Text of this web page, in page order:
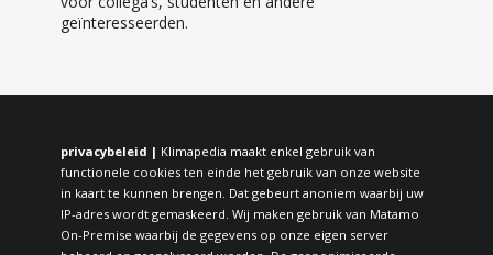
geïnteresseerden.
privacybeleid | Klimapedia maakt enkel gebruik van
functionele cookies ten einde het gebruik van onze website
in kaart te kunnen brengen. Dat gebeurt anoniem waarbij uw
IP-adres wordt gemaskeerd. Wij maken gebruik van Matamo
On-Premise waarbij de gegevens op onze eigen server